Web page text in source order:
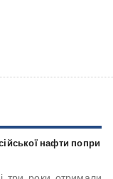
нафти попри